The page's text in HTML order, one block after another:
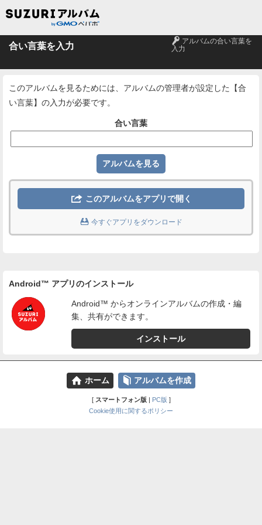
合い言葉を入力 🔑 アルバムの合い言葉を
入力
このアルバムを見るためには、アルバムの管理者が設定した【合
い言葉】の入力が必要です。
合い言葉
 このアルバムをアプリで開く
 今すぐアプリをダウンロード
Android™ アプリのインストール
Android™ からオンラインアルバムの作成・編
集、共有ができます。
インストール
⌂ ホーム 📕 アルバムを作成
[ スマートフォン版| PC版 ]
Cookie使用に関するポリシー